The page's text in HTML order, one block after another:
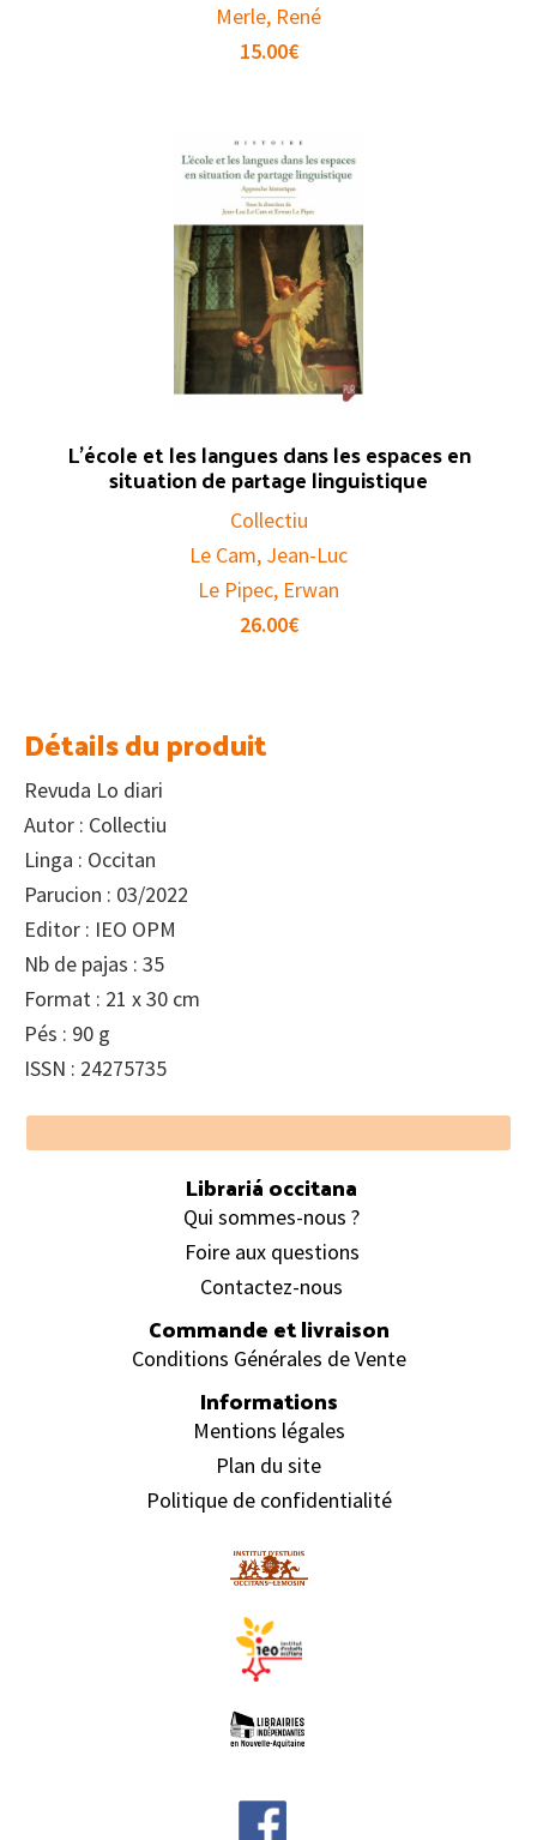
Merle, René
15.00€
L’école et les langues dans les espaces en
situation de partage linguistique
Collectiu
Le Cam, Jean-Luc
Le Pipec, Erwan
26.00€
Détails du produit
Revuda Lo diari
Autor : Collectiu
Linga : Occitan
Parucion : 03/2022
Editor : IEO OPM
Nb de pajas : 35
Format : 21 x 30 cm
Pés : 90 g
ISSN : 24275735
Footer
Librariá occitana
Qui sommes-nous ?
Foire aux questions
Contactez-nous
Commande et livraison
Conditions Générales de Vente
Informations
Mentions légales
Plan du site
Politique de confidentialité